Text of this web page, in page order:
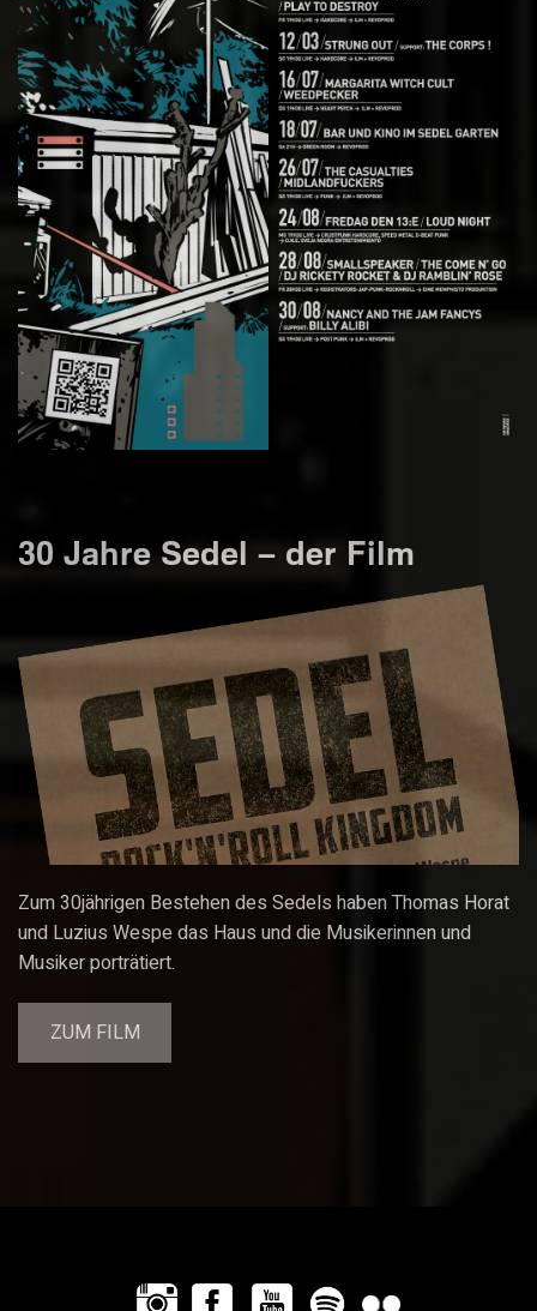
30 Jahre Sedel – der Film
Zum 30jährigen Bestehen des Sedels haben Thomas Horat
und Luzius Wespe das Haus und die Musikerinnen und
Musiker porträtiert.
ZUM FILM